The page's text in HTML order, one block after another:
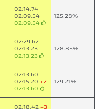
02:14.74
02:09.54
02:09.54
125.28%
02:29.62
02:13.23
02:13.23
128.85%
02:13.60
02:15.20 +2
02:13.60
129.21%
02:18.42 +3